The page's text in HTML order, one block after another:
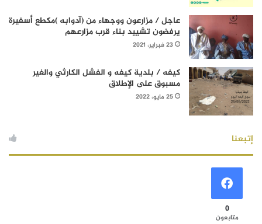
عاجل / مزارعون ووجهاء من (آدوابه )مكطع أسفيرة
يرفضون تشييد بناء قرب مزارعهم
23 فبراير، 2021
كيفه / بلدية كيفه و الفشل الكارثي والغير
مسبوق على الإطلاق
25 مايو، 2022
إتبعنا
0
متابعون